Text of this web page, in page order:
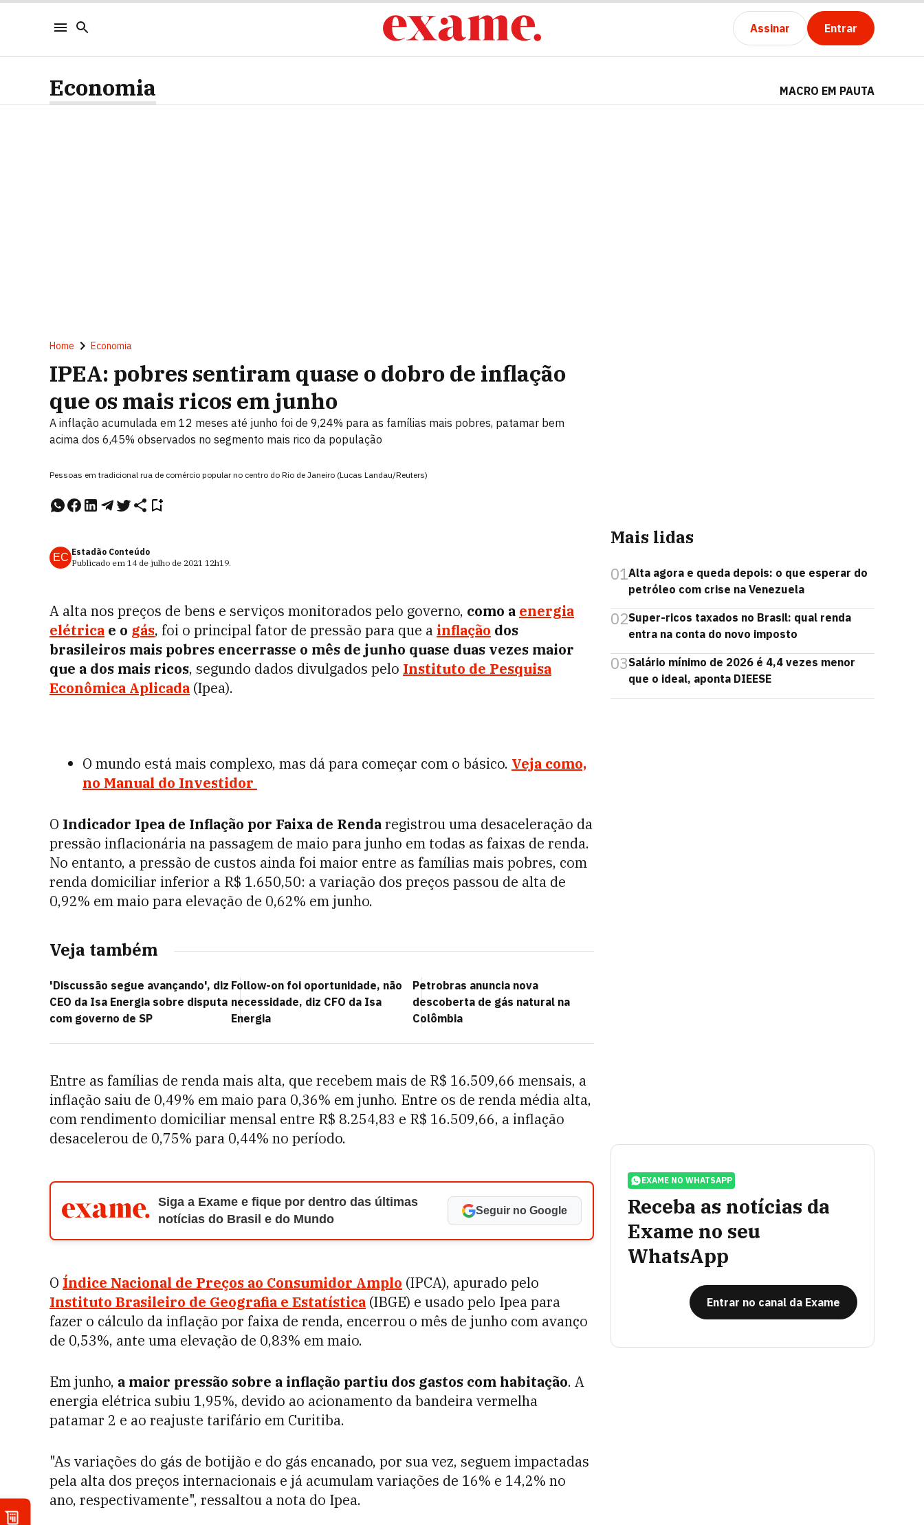
Assinar Entrar
Economia MACRO EM PAUTA
Home Economia
IPEA: pobres sentiram quase o dobro de inflação
que os mais ricos em junho
A inflação acumulada em 12 meses até junho foi de 9,24% para as famílias mais pobres, patamar bem
acima dos 6,45% observados no segmento mais rico da população
Pessoas em tradicional rua de comércio popular no centro do Rio de Janeiro (Lucas Landau/Reuters)
EC Estadão Conteúdo
Publicado em 14 de julho de 2021 12h19.
A alta nos preços de bens e serviços monitorados pelo governo, como a energia
elétrica e o gás, foi o principal fator de pressão para que a inflação dos
brasileiros mais pobres encerrasse o mês de junho quase duas vezes maior
que a dos mais ricos, segundo dados divulgados pelo Instituto de Pesquisa
Econômica Aplicada (Ipea).
O mundo está mais complexo, mas dá para começar com o básico. Veja como,
no Manual do Investidor
O Indicador Ipea de Inflação por Faixa de Rendaregistrou uma desaceleração da
pressão inflacionária na passagem de maio para junho em todas as faixas de renda.
No entanto, a pressão de custos ainda foi maior entre as famílias mais pobres, com
renda domiciliar inferior a R$ 1.650,50: a variação dos preços passou de alta de
0,92% em maio para elevação de 0,62% em junho.
Veja também
'Discussão segue avançando', diz
CEO da Isa Energia sobre disputa
com governo de SP
Follow-on foi oportunidade, não
necessidade, diz CFO da Isa
Energia
Petrobras anuncia nova
descoberta de gás natural na
Colômbia
Entre as famílias de renda mais alta, que recebem mais de R$ 16.509,66 mensais, a
inflação saiu de 0,49% em maio para 0,36% em junho. Entre os de renda média alta,
com rendimento domiciliar mensal entre R$ 8.254,83 e R$ 16.509,66, a inflação
desacelerou de 0,75% para 0,44% no período.
Siga a Exame e fique por dentro das últimas
notícias do Brasil e do Mundo
Seguir no Google
O Índice Nacional de Preços ao Consumidor Amplo (IPCA), apurado pelo
Instituto Brasileiro de Geografia e Estatística (IBGE) e usado pelo Ipea para
fazer o cálculo da inflação por faixa de renda, encerrou o mês de junho com avanço
de 0,53%, ante uma elevação de 0,83% em maio.
Em junho, a maior pressão sobre a inflação partiu dos gastos com habitação. A
energia elétrica subiu 1,95%, devido ao acionamento da bandeira vermelha
patamar 2 e ao reajuste tarifário em Curitiba.
"As variações do gás de botijão e do gás encanado, por sua vez, seguem impactadas
pela alta dos preços internacionais e já acumulam variações de 16% e 14,2% no
ano, respectivamente", ressaltou a nota do Ipea.
Mais lidas
01Alta agora e queda depois: o que esperar do
petróleo com crise na Venezuela
02Super-ricos taxados no Brasil: qual renda
entra na conta do novo imposto
03Salário mínimo de 2026 é 4,4 vezes menor
que o ideal, aponta DIEESE
EXAME NO WHATSAPP
Receba as notícias da
Exame no seu
WhatsApp
Entrar no canal da Exame